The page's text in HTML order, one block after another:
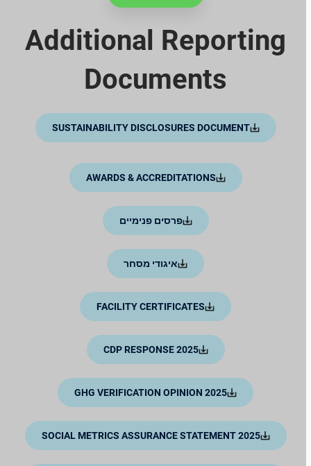
Additional Reporting
Documents
SUSTAINABILITY DISCLOSURES DOCUMENT
AWARDS & ACCREDITATIONS
פרסים פנימיים
איגודי מסחר
FACILITY CERTIFICATES
2025 CDP RESPONSE
2025 GHG VERIFICATION OPINION
2025 SOCIAL METRICS ASSURANCE STATEMENT